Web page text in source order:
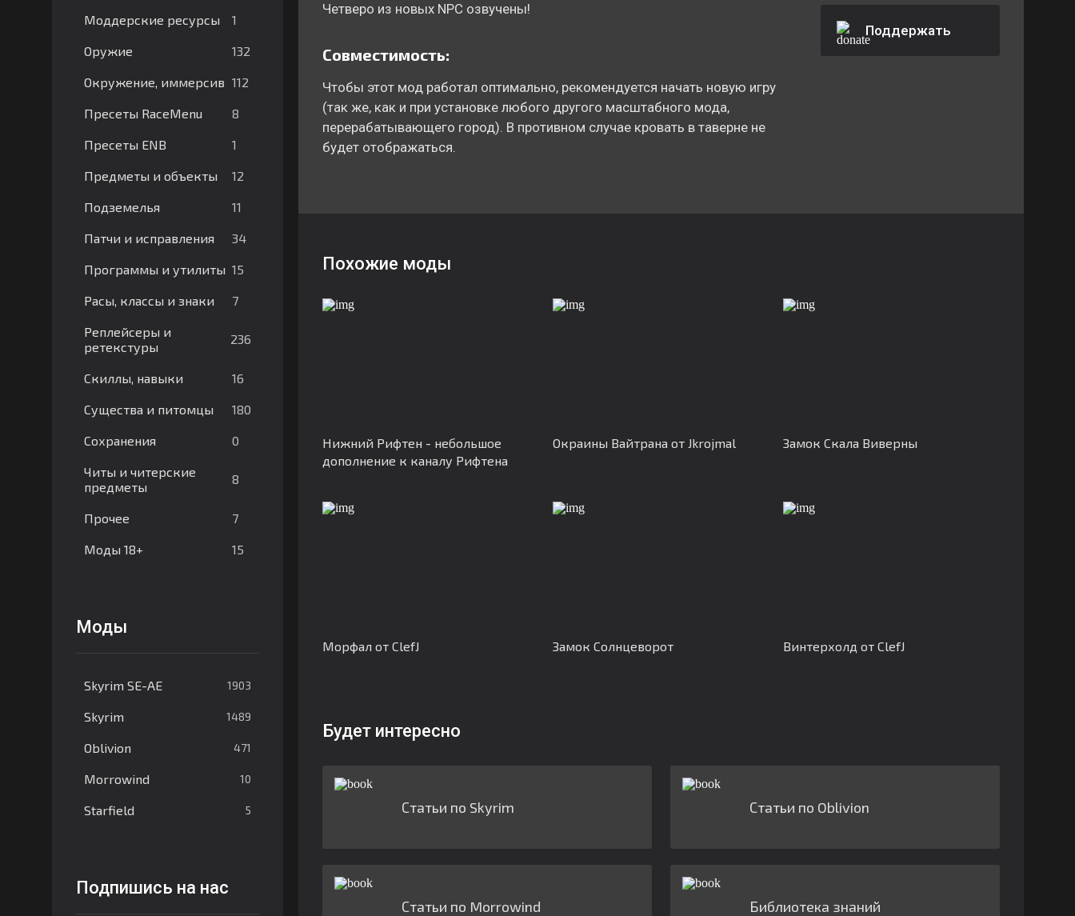
Моддерские ресурсы 1
Оружие 132
Окружение, иммерсив 112
Пресеты RaceMenu 8
Пресеты ENB 1
Предметы и объекты 12
Подземелья 11
Патчи и исправления 34
Программы и утилиты 15
Расы, классы и знаки 7
Реплейсеры и
ретекстуры
236
Скиллы, навыки 16
Существа и питомцы 180
Сохранения 0
Читы и читерские
предметы
8
Прочее 7
Моды 18+ 15
Моды
Skyrim SE-AE 1903
Skyrim 1489
Oblivion 471
Morrowind 10
Starfield 5
Подпишись на нас
Четверо из новых NPC озвучены!
Совместимость:
Чтобы этот мод работал оптимально, рекомендуется начать новую игру
(так же, как и при установке любого другого масштабного мода,
перерабатывающего город). В противном случае кровать в таверне не
будет отображаться.
Поддержать
Похожие моды
Нижний Рифтен - небольшое
дополнение к каналу Рифтена
Окраины Вайтрана от Jkrojmal Замок Скала Виверны
Морфал от ClefJ Замок Солнцеворот Винтерхолд от ClefJ
Будет интересно
Статьи по Skyrim Статьи по Oblivion
Статьи по Morrowind Библиотека знаний